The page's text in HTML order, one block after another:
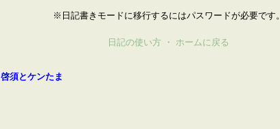
※日記書きモードに移行するにはパスワードが必要です。
日記の使い方 ・ ホームに戻る
啓須とケンたま